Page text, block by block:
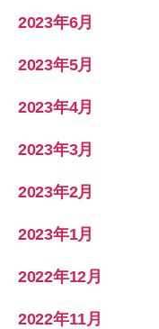
2023年6月
2023年5月
2023年4月
2023年3月
2023年2月
2023年1月
2022年12月
2022年11月